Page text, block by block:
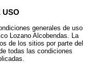
USO
generales de uso
Lozano Alcobendas. La
de los sitios por parte del
todas las condiciones